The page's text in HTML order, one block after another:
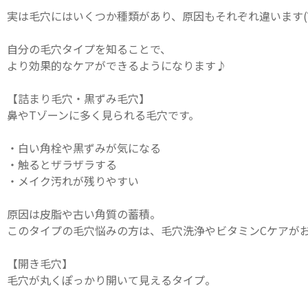
実は毛穴にはいくつか種類があり、原因もそれぞれ違います
自分の毛穴タイプを知ることで、
より効果的なケアができるようになります♪
【詰まり毛穴・黒ずみ毛穴】
鼻やTゾーンに多く見られる毛穴です。
・白い角栓や黒ずみが気になる
・触るとザラザラする
・メイク汚れが残りやすい
原因は皮脂や古い角質の蓄積。
このタイプの毛穴悩みの方は、毛穴洗浄やビタミンCケアが
【開き毛穴】
毛穴が丸くぽっかり開いて見えるタイプ。